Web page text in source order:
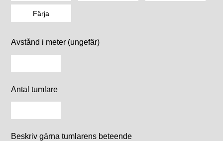
Färja
Avstånd i meter (ungefär)
Antal tumlare
Beskriv gärna tumlarens beteende